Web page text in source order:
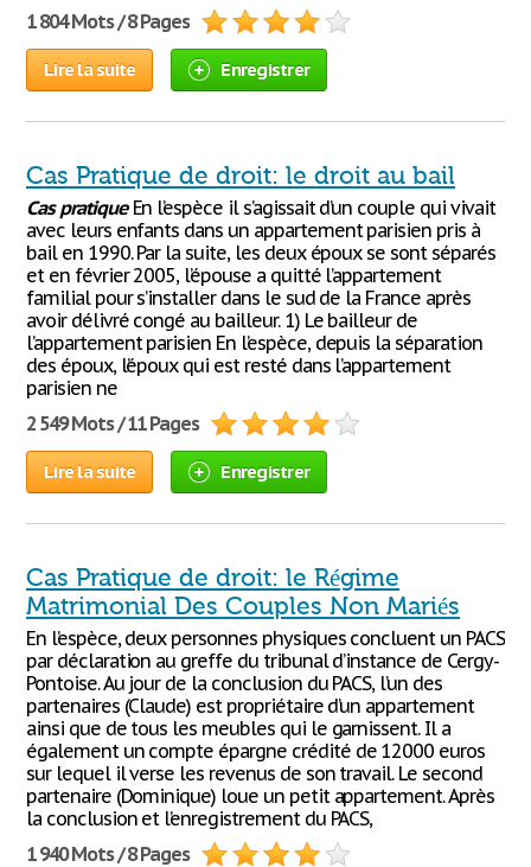
1 804 Mots / 8 Pages
Lire la suite Enregistrer
Cas Pratique de droit: le droit au bail
Cas pratiqueEn l’espèce il s’agissait d’un couple qui vivait
avec leurs enfants dans un appartement parisien pris à
bail en 1990. Par la suite, les deux époux se sont séparés
et en février 2005, l’épouse a quitté l’appartement
familial pour s’installer dans le sud de la France après
avoir délivré congé au bailleur. 1) Le bailleur de
l’appartement parisien En l’espèce, depuis la séparation
des époux, l’époux qui est resté dans l’appartement
parisien ne
2 549 Mots / 11 Pages
Lire la suite Enregistrer
Cas Pratique de droit: le Régime
Matrimonial Des Couples Non Mariés
En l’espèce, deux personnes physiques concluent un PACS
par déclaration au greffe du tribunal d’instance de Cergy-
Pontoise. Au jour de la conclusion du PACS, l’un des
partenaires (Claude) est propriétaire d’un appartement
ainsi que de tous les meubles qui le garnissent. Il a
également un compte épargne crédité de 12000 euros
sur lequel il verse les revenus de son travail. Le second
partenaire (Dominique) loue un petit appartement. Après
la conclusion et l’enregistrement du PACS,
1 940 Mots / 8 Pages